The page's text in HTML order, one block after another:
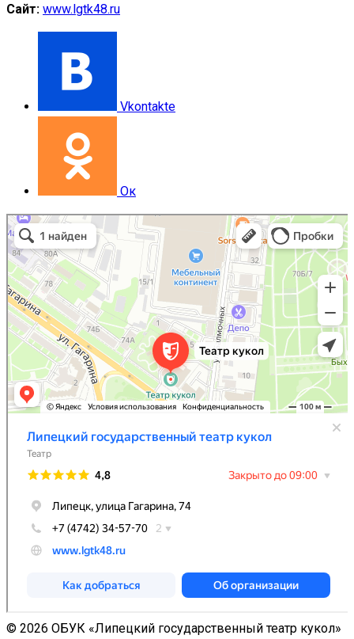
Сайт: www.lgtk48.ru
Vkontakte
Ок
© 2026 ОБУК «Липецкий государственный театр кукол»